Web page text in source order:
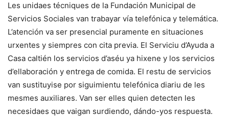
Les unidaes técniques de la Fundación Municipal de
Servicios Sociales van trabayar vía telefónica y telemática.
L’atención va ser presencial puramente en situaciones
urxentes y siempres con cita previa. El Serviciu d’Ayuda a
Casa caltién los servicios d’aséu ya hixene y los servicios
d’ellaboración y entrega de comida. El restu de servicios
van sustituyise por siguimientu telefónica diariu de les
mesmes auxiliares. Van ser elles quien detecten les
necesidaes que vaigan surdiendo, dándo-yos respuesta.